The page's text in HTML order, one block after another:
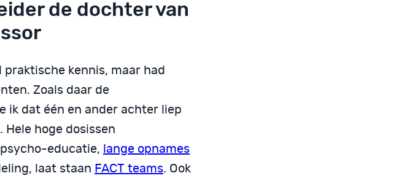
de dochter van
kennis, maar had
Zoals daar de
ik dat één en ander achter liep
hoge dosissen
educatie, lange opnames
laat staan FACT teams. Ook